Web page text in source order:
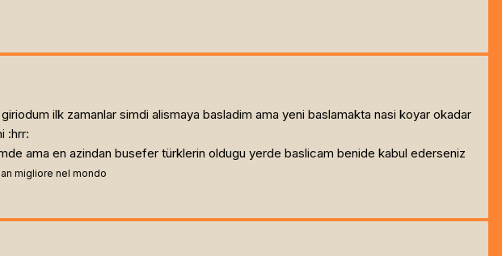
ilk zamanlar simdi alismaya basladim ama yeni baslamakta nasi koyar okadar
:hrr:
ama en azindan busefer türklerin oldugu yerde baslicam benide kabul ederseniz
migliore nel mondo